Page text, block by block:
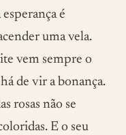
é
uma vela.
vem sempre o
de vir a bonança.
rosas não se
E o seu